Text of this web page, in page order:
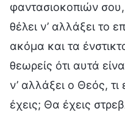
φαντασιοκοπιών σου,
θέλει ν’ αλλάξει το
ακόμα και τα
θεωρείς ότι αυτά
ν’ αλλάξει ο Θεός, τι
έχεις; Θα έχεις